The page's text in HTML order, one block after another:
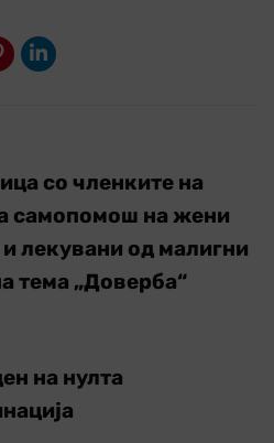
со членките на
самопомош на жени
лекувани од малигни
тема „Доверба“
на нулта